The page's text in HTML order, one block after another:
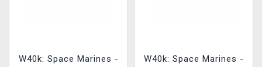
W40k: Space Marines -
W40k: Space Marines -